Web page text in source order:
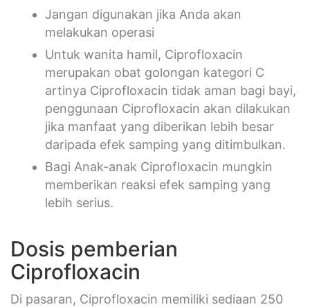
Jangan digunakan jika Anda akan
melakukan operasi
Untuk wanita hamil, Ciprofloxacin
merupakan obat golongan kategori C
artinya Ciprofloxacin tidak aman bagi bayi,
penggunaan Ciprofloxacin akan dilakukan
jika manfaat yang diberikan lebih besar
daripada efek samping yang ditimbulkan.
Bagi Anak-anak Ciprofloxacin mungkin
memberikan reaksi efek samping yang
lebih serius.
Dosis pemberian
Ciprofloxacin
Di pasaran, Ciprofloxacin memiliki sediaan 250